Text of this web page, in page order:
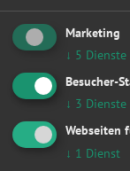
03.10.2013 13:09:09
Hier können Sie
Manuell
Wählen Sie
den folgenden
Marketing
↓ 5 Dienste
Besucher-
↓ 3 Dienste
Webseiten
↓ 1 Dienst